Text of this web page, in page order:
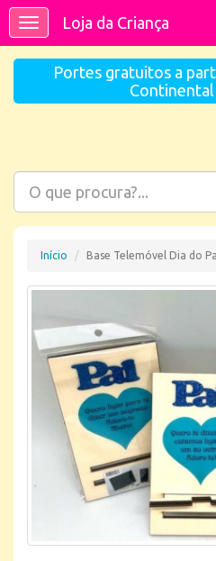
ToggleLoja da Criança
Portes gratuitos a
Continental
Início Base Telemóvel Dia do